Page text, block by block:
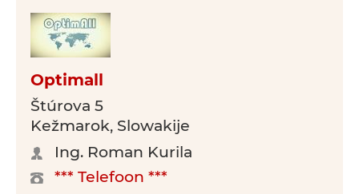
Optimall
Štúrova 5
Kežmarok, Slowakije
Ing. Roman Kurila
*** Telefoon ***